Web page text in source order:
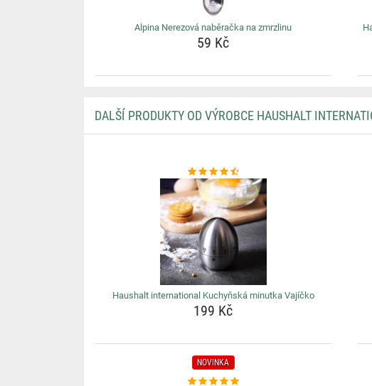
Alpina Nerezová naběračka na zmrzlinu
59 Kč
DALŠÍ PRODUKTY OD VÝROBCE HAUSHALT
Haushalt international Kuchyňská minutka Vajíčko
199 Kč
NOVINKA